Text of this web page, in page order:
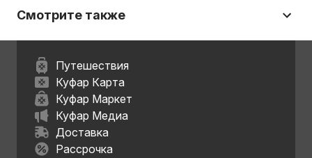
Смотрите также
Путешествия
Куфар Карта
Куфар Маркет
Куфар Медиа
Доставка
Рассрочка